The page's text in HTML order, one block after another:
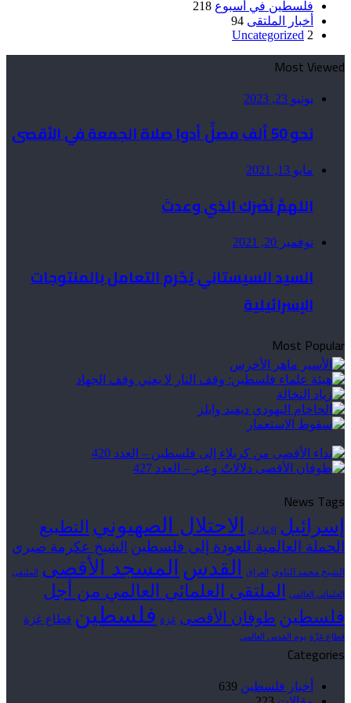
فلسطين في أسبوع 218
أخبار الملتقى 94
Uncategorized 2
Most Viewed
يونيو 23, 2023
نحو 50 ألف مصلٍّ أدوا صلاة الجمعة في الأقصى
مايو 13, 2021
اللهمَّ نَصْرَك الذي وعدتَ
نوفمبر 20, 2021
السيد السيستاني يُحّرم التعامل بالمنتوجات
الإسرائيلية
Most Popular
News Tags
إسرائيل الإمارات الاحتلال الصهيوني التطبيع
الحملة العالمية للعودة إلى فلسطين الشيخ عكرمة صبري
الشيخ محمد الناوي العراق القدس المسجد الأقصى الملتقى
العلمائي العالمي الملتقى العلمائي العالمي من أجل
فلسطين طوفان الأقصى غزة فلسطين قطاع غزة
قطاع غزّة يوم القدس العالمي
Categories
أخبار فلسطين 639